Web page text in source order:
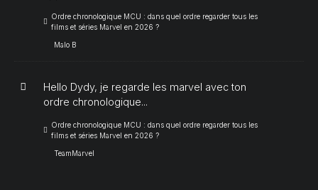
Ordre chronologique MCU : dans quel ordre regarder tous les
films et séries Marvel en 2026 ?
Malo B
Hello Dydy, je regarde les marvel avec ton
ordre chronologique...
Ordre chronologique MCU : dans quel ordre regarder tous les
films et séries Marvel en 2026 ?
TeamMarvel